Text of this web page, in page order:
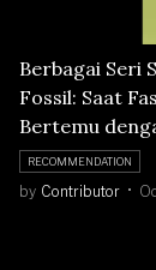
Berbagai Seri
Fossil: Saat
Bertemu
RECOMMENDATION
by Contributor